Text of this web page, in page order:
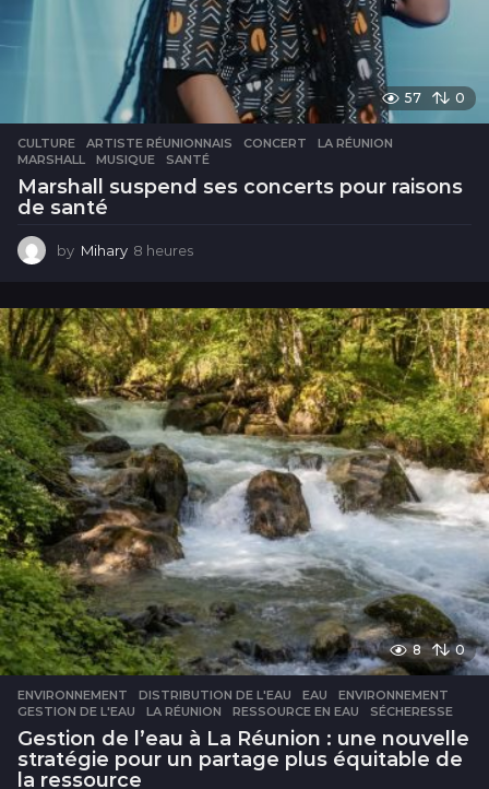
57 0
CULTURE ARTISTE RÉUNIONNAIS ,CONCERT ,LA RÉUNION
MARSHALL
,MUSIQUE ,SANTÉ
Marshall suspend ses concerts pour raisons
de santé
by Mihary 8 heures
u
r
e
s
8 0
ENVIRONNEMENT DISTRIBUTION DE L'EAU ,EAU ,ENVIRONNEMENT
GESTION DE L'EAU
,LA RÉUNION ,RESSOURCE EN EAU ,SÉCHERESSE
Gestion de l’eau à La Réunion : une nouvelle
stratégie pour un partage plus équitable de
la ressource